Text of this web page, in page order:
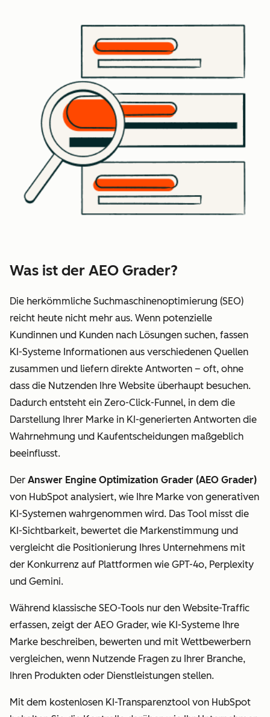
Was ist der AEO Grader?
Die herkömmliche Suchmaschinenoptimierung (SEO)
reicht heute nicht mehr aus. Wenn potenzielle
Kundinnen und Kunden nach Lösungen suchen, fassen
KI-Systeme Informationen aus verschiedenen Quellen
zusammen und liefern direkte Antworten – oft, ohne
dass die Nutzenden Ihre Website überhaupt besuchen.
Dadurch entsteht ein Zero-Click-Funnel, in dem die
Darstellung Ihrer Marke in KI-generierten Antworten die
Wahrnehmung und Kaufentscheidungen maßgeblich
beeinflusst.
Der Answer Engine Optimization Grader (AEO Grader)
von HubSpot analysiert, wie Ihre Marke von generativen
KI-Systemen wahrgenommen wird. Das Tool misst die
KI-Sichtbarkeit, bewertet die Markenstimmung und
vergleicht die Positionierung Ihres Unternehmens mit
der Konkurrenz auf Plattformen wie GPT-4o, Perplexity
und Gemini.
Während klassische SEO-Tools nur den Website-Traffic
erfassen, zeigt der AEO Grader, wie KI-Systeme Ihre
Marke beschreiben, bewerten und mit Wettbewerbern
vergleichen, wenn Nutzende Fragen zu Ihrer Branche,
Ihren Produkten oder Dienstleistungen stellen.
Mit dem kostenlosen KI-Transparenztool von HubSpot